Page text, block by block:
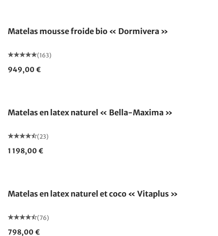
Matelas mousse froide bio « Dormivera »
(163)
949,00 €
Matelas en latex naturel « Bella-Maxima »
(23)
1 198,00 €
Matelas en latex naturel et coco « Vitaplus »
(76)
798,00 €